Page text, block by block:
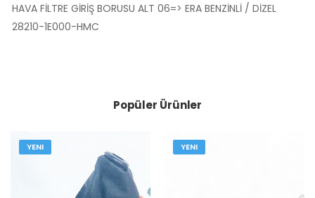
HAVA FİLTRE GİRİŞ BORUSU ALT 06=> ERA BENZİNLİ / DİZEL
28210-1E000-HMC
Popüler Ürünler
YENI YENI